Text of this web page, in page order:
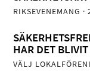
RIKSEVENEMANG ·
HAR DET
VÄLJ